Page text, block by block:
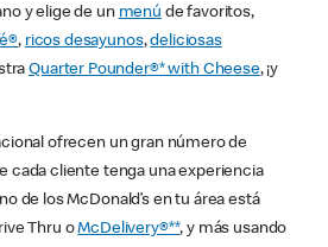
y elige de un menú de favoritos,
, ricos desayunos,deliciosas
Quarter Pounder®* with Cheese, ¡y
ofrecen un gran número de
cada cliente tenga una experiencia
de los McDonald’s en tu área está
Thru oMcDelivery®**, y más usando